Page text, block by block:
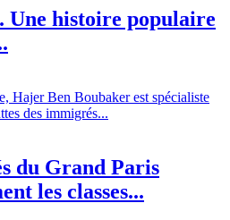
Une histoire populaire
Hajer Ben Boubaker est spécialiste
des immigrés...
du Grand Paris
les classes...